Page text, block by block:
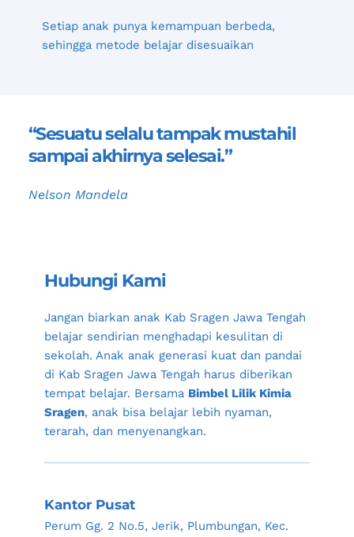
Setiap anak punya kemampuan berbeda,
sehingga metode belajar disesuaikan
“Sesuatu selalu tampak mustahil
sampai akhirnya selesai.”
Nelson Mandela
Hubungi Kami
Jangan biarkan anak Kab Sragen Jawa Tengah
belajar sendirian menghadapi kesulitan di
sekolah. Anak anak generasi kuat dan pandai
di Kab Sragen Jawa Tengah harus diberikan
tempat belajar. Bersama Bimbel Lilik Kimia
Sragen, anak bisa belajar lebih nyaman,
terarah, dan menyenangkan.
Kantor Pusat
Perum Gg. 2 No.5, Jerik, Plumbungan, Kec.